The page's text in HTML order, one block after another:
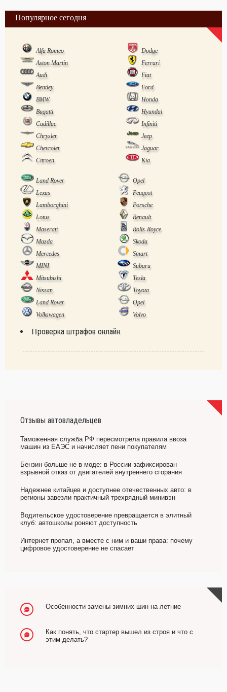
Популярное сегодня
Alfa Romeo
Dodge
Aston Martin
Ferrari
Audi
Fiat
Bentley
Ford
BMW
Honda
Bugatti
Hyundai
Cadillac
Infiniti
Chrysler
Jeep
Chevrolet
Jaguar
Citroen
Kia
Land Rover
Opel
Lexus
Peugeot
Lamborghini
Porsche
Lotus
Renault
Maserati
Rolls-Royce
Mazda
Skoda
Mercedes
Smart
MINI
Subaru
Mitsubishi
Tesla
Nissan
Toyota
Land Rover
Opel
Volkswagen
Volvo
Проверка штрафов онлайн.
Отзывы автовладельцев
Таможенная служба РФ пересмотрела правила ввоза
машин из ЕАЭС и начисляет пени покупателям
Бензин больше не в моде: в России зафиксирован
взрывной отказ от двигателей внутреннего сгорания
Надежнее китайцев и доступнее отечественных авто: в
регионы завезли практичный трехрядный минивэн
Водительское удостоверение превращается в элитный
клуб: автошколы роняют доступность
Интернет пропал, а вместе с ним и ваши права: почему
цифровое удостоверение не спасает
Особенности замены зимних шин на летние
Как понять, что стартер вышел из строя и что с
этим делать?